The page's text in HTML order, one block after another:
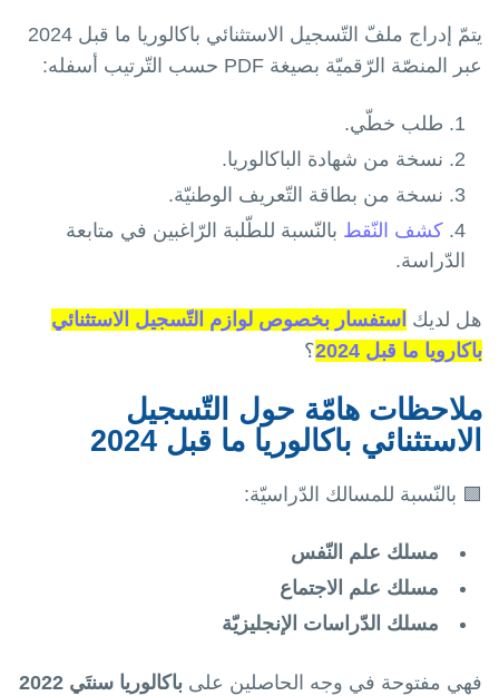
عبر المنصّة الرّقميّة بصيغة PDF حسب التّرتيب أسفله:
طلب خطّي.
نسخة من شهادة الباكالوريا.
نسخة من بطاقة التّعريف الوطنيّة.
كشف النّقط بالنّسبة للطّلبة الرّاغبين في متابعة
الدّراسة.
هل لديك استفسار بخصوص لوازم التّسجيل الاستثنائي
باكارويا ما قبل 2024
؟
ملاحظات هامّة حول التّسجيل
الاستثنائي باكالوريا ما قبل 2024
🟩 بالنّسبة للمسالك الدّراسيّة:
مسلك علم النّفس
مسلك علم الاجتماع
مسلك الدّراسات الإنجليزيّة
فهي مفتوحة في وجه الحاصلين على
باكالوريا سنتَي 2022